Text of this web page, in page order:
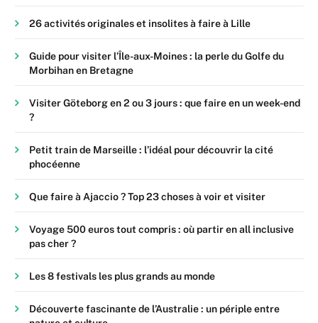
26 activités originales et insolites à faire à Lille
Guide pour visiter l’Île-aux-Moines : la perle du Golfe du
Morbihan en Bretagne
Visiter Göteborg en 2 ou 3 jours : que faire en un week-end
?
Petit train de Marseille : l’idéal pour découvrir la cité
phocéenne
Que faire à Ajaccio ? Top 23 choses à voir et visiter
Voyage 500 euros tout compris : où partir en all inclusive
pas cher ?
Les 8 festivals les plus grands au monde
Découverte fascinante de l’Australie : un périple entre